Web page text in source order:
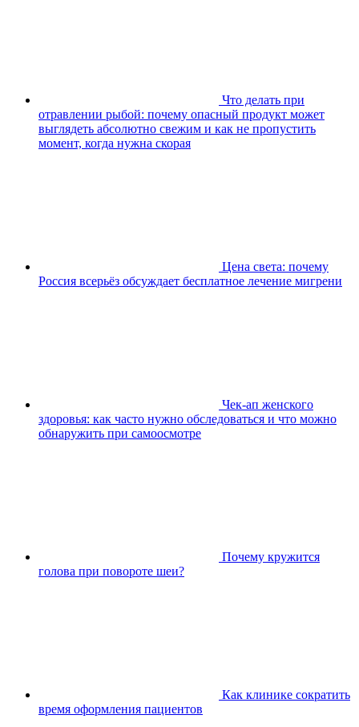
Что делать при
отравлении рыбой: почему опасный продукт может
выглядеть абсолютно свежим и как не пропустить
момент, когда нужна скорая
Цена света: почему
Россия всерьёз обсуждает бесплатное лечение мигрени
Чек-ап женского
здоровья: как часто нужно обследоваться и что можно
обнаружить при самоосмотре
Почему кружится
голова при повороте шеи?
Как клинике сократить
время оформления пациентов